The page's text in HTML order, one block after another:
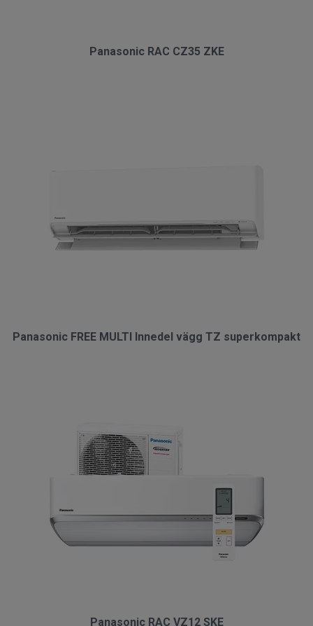
Panasonic RAC CZ35 ZKE
Panasonic FREE MULTI Innedel vägg TZ superkompakt
Panasonic RAC VZ12 SKE